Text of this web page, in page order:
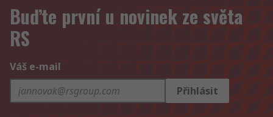
Buďte první u novinek ze světa
RS
Váš e-mail
Přihlásit